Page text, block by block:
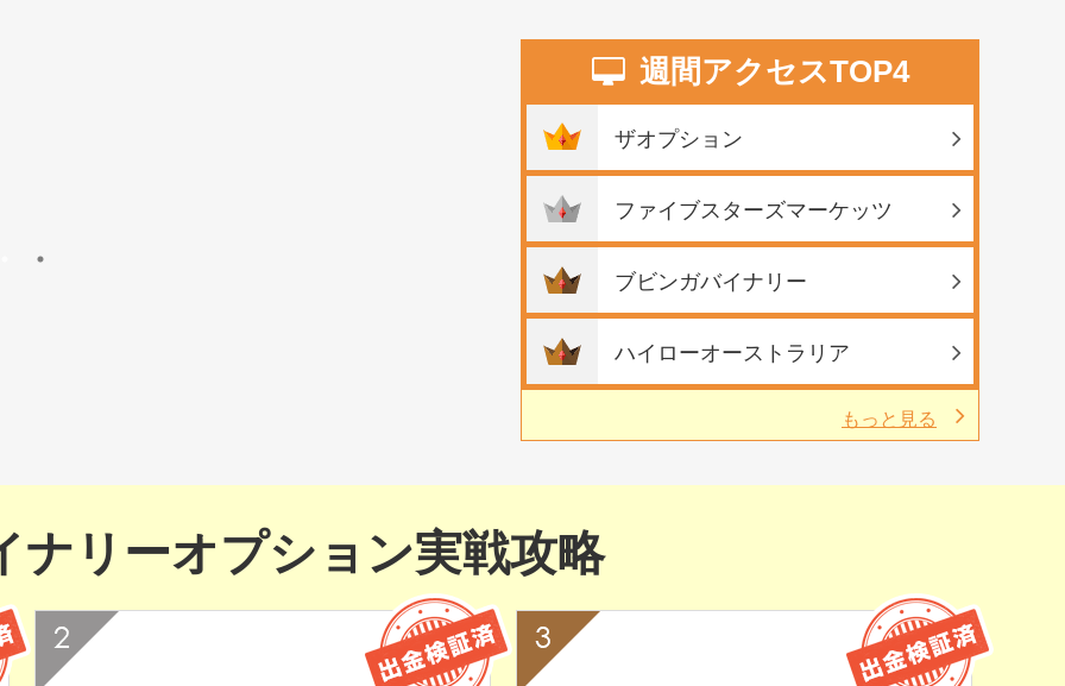
週間アクセスTOP4
ザオプション
ファイブスターズマーケッツ
ブビンガバイナリー
ハイローオーストラリア
もっと見る
ナリーオプション実戦攻略